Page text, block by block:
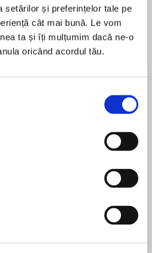
setărilor și preferințelor tale pe
cât mai bună. Le vom
ta și îți mulțumim dacă ne-o
oricând acordul tău.
up to Jack Logan
aficionado.”
years since investigative
television producer
for indoctrinating a
political and media
lives are just getting back
Taylor have settled into
există recenzii
of internationally
Constantine who also